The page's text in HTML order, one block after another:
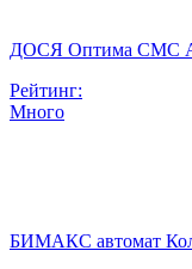
ДОСЯ Оптима СМС
Рейтинг:
Много
БИМАКС автомат